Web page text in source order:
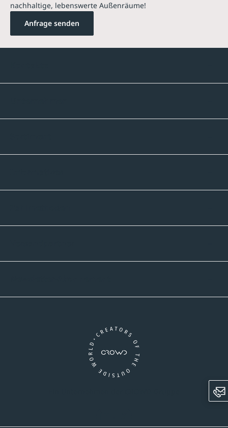
nachhaltige, lebenswerte Außenräume!
Anfrage senden